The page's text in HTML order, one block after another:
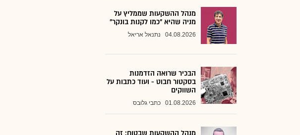
מנהל ההשקעות שממליץ על
מניה שהיא "כמו לקנות בונקר"
04.08.2026 נתנאל אריאל
הבכיר שרואה הזדמנות
בסקטור חבוט - ועוד כתבות על
השווקים
01.08.2026 כתבי גלובס